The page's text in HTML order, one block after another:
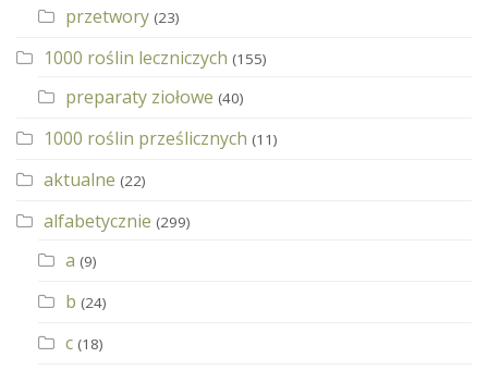
przetwory (23)
1000 roślin leczniczych (155)
preparaty ziołowe (40)
1000 roślin prześlicznych (11)
aktualne (22)
alfabetycznie (299)
a (9)
b (24)
c (18)